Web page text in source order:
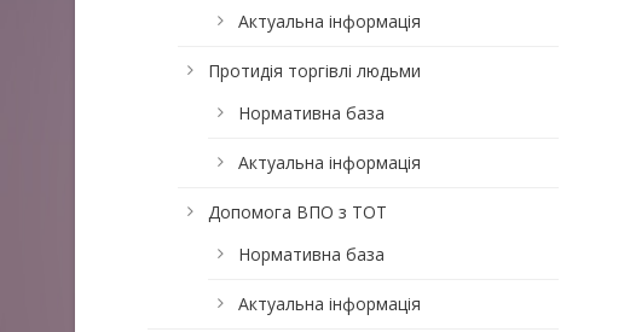
Актуальна інформація
Протидія торгівлі людьми
Нормативна база
Актуальна інформація
Допомога ВПО з ТОТ
Нормативна база
Актуальна інформація